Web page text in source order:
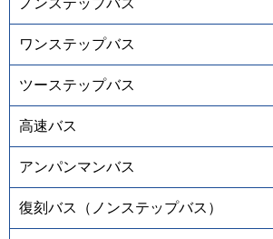
ワンステップバス
ツーステップバス
高速バス
アンパンマンバス
復刻バス（ノンステップバス）